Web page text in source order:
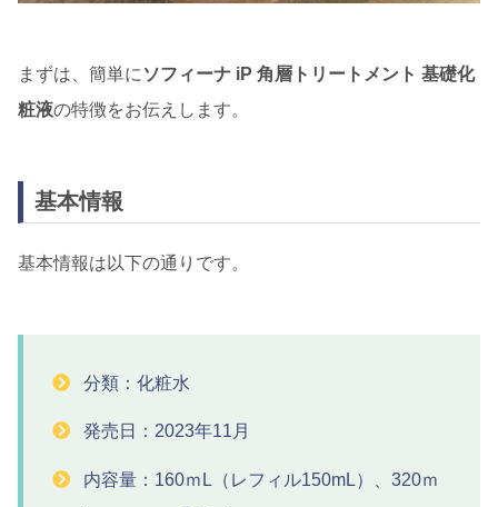
まずは、簡単に ソフィーナ iP 角層トリートメント 基礎化
粧液の特徴をお伝えします。
基本情報
基本情報は以下の通りです。
分類：化粧水
発売日：2023年11月
内容量：160ｍL（レフィル150mL）、320ｍ